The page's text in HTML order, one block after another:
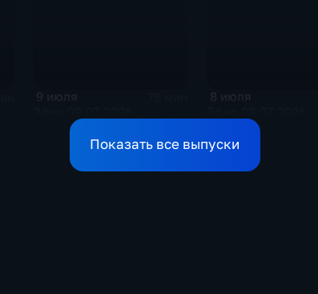
9 июля 8 июля
Показать все выпуски